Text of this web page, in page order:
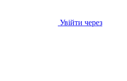
Увійти через